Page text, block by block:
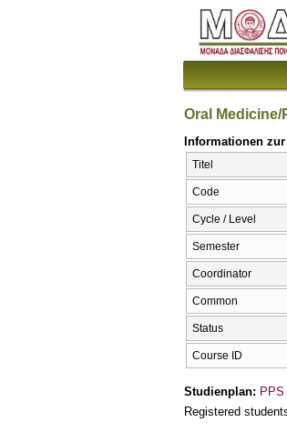
Oral Medicine/
Informationen
Titel
Code
Cycle / Level
Semester
Coordinator
Common
Status
Course ID
Studienplan:
Registered